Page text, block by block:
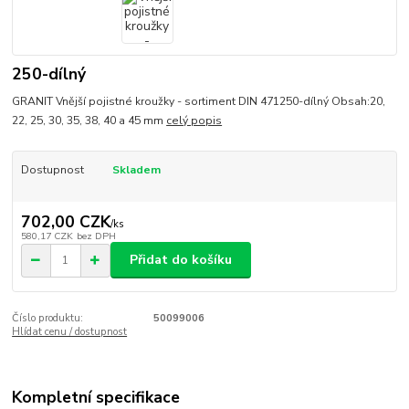
250-dílný
GRANIT Vnější pojistné kroužky - sortiment DIN 471250-dílný Obsah:20,
22, 25, 30, 35, 38, 40 a 45 mm celý popis
Dostupnost Skladem
702,00 CZK/ks
580,17 CZK bez DPH
Přidat do košíku
Číslo produktu:
50099006
Hlídat cenu / dostupnost
Kompletní specifikace